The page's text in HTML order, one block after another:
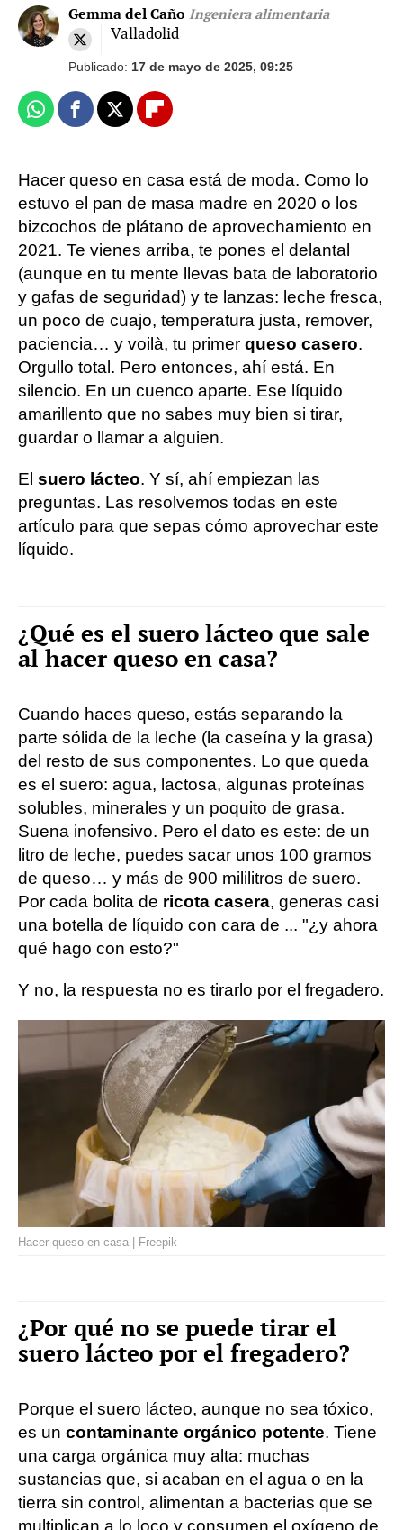
Gemma del Caño Ingeniera alimentaria
Valladolid
Publicado: 17 de mayo de 2025, 09:25
WhatsappFacebook
X Flipboard
Hacer queso en casa está de moda. Como lo
estuvo el pan de masa madre en 2020 o los
bizcochos de plátano de aprovechamiento en
2021. Te vienes arriba, te pones el delantal
(aunque en tu mente llevas bata de laboratorio
y gafas de seguridad) y te lanzas: leche fresca,
un poco de cuajo, temperatura justa, remover,
paciencia… y voilà, tu primer queso casero.
Orgullo total. Pero entonces, ahí está. En
silencio. En un cuenco aparte. Ese líquido
amarillento que no sabes muy bien si tirar,
guardar o llamar a alguien.
El suero lácteo. Y sí, ahí empiezan las
preguntas. Las resolvemos todas en este
artículo para que sepas cómo aprovechar este
líquido.
¿Qué es el suero lácteo que sale
al hacer queso en casa?
Cuando haces queso, estás separando la
parte sólida de la leche (la caseína y la grasa)
del resto de sus componentes. Lo que queda
es el suero: agua, lactosa, algunas proteínas
solubles, minerales y un poquito de grasa.
Suena inofensivo. Pero el dato es este: de un
litro de leche, puedes sacar unos 100 gramos
de queso… y más de 900 mililitros de suero.
Por cada bolita de ricota casera, generas casi
una botella de líquido con cara de ... "¿y ahora
qué hago con esto?"
Y no, la respuesta no es tirarlo por el fregadero.
Hacer queso en casa | Freepik
¿Por qué no se puede tirar el
suero lácteo por el fregadero?
Porque el suero lácteo, aunque no sea tóxico,
es un contaminante orgánico potente. Tiene
una carga orgánica muy alta: muchas
sustancias que, si acaban en el agua o en la
tierra sin control, alimentan a bacterias que se
multiplican a lo loco y consumen el oxígeno de